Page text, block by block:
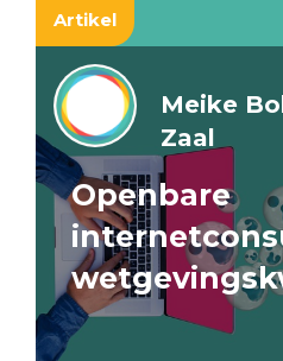
Artikel
Meike
Zaal
Openbare